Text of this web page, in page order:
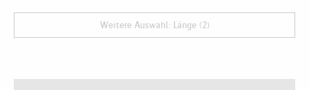
Weitere Auswahl: Länge (2)